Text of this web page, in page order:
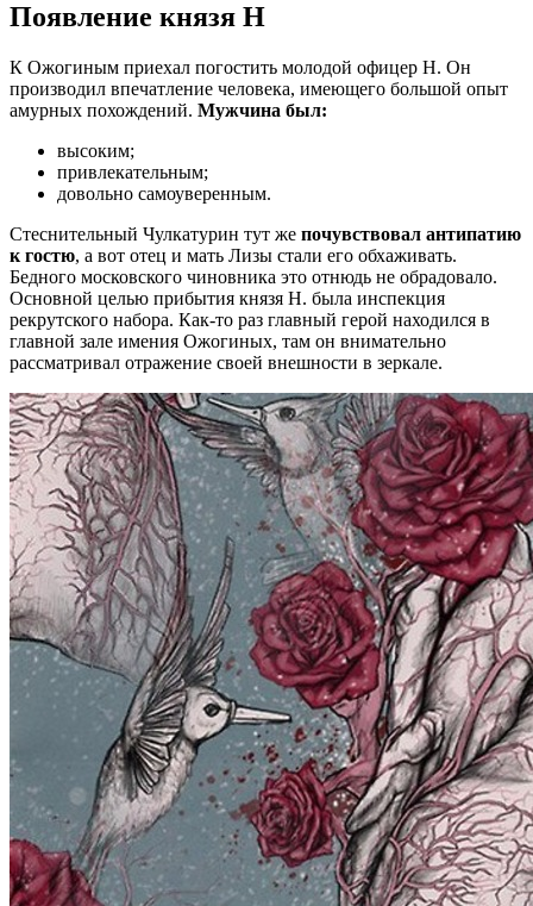
Появление князя Н
К Ожогиным приехал погостить молодой офицер Н. Он
производил впечатление человека, имеющего большой опыт
амурных похождений. Мужчина был:
высоким;
привлекательным;
довольно самоуверенным.
Стеснительный Чулкатурин тут же почувствовал антипатию
к гостю, а вот отец и мать Лизы стали его обхаживать.
Бедного московского чиновника это отнюдь не обрадовало.
Основной целью прибытия князя Н. была инспекция
рекрутского набора. Как-то раз главный герой находился в
главной зале имения Ожогиных, там он внимательно
рассматривал отражение своей внешности в зеркале.